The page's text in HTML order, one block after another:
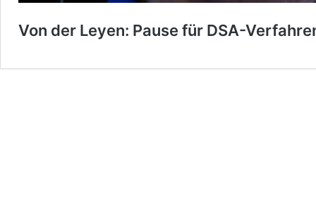
Von der Leyen: Pause für DSA-